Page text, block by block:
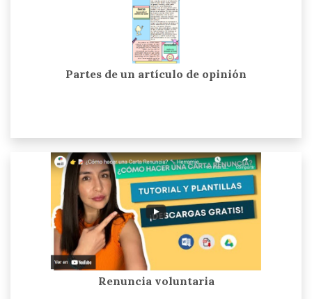
Partes de un artículo de opinión
Renuncia voluntaria